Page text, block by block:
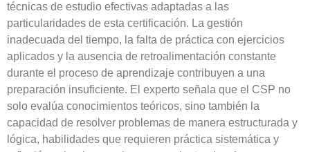
técnicas de estudio efectivas adaptadas a las
particularidades de esta certificación. La gestión
inadecuada del tiempo, la falta de práctica con ejercicios
aplicados y la ausencia de retroalimentación constante
durante el proceso de aprendizaje contribuyen a una
preparación insuficiente. El experto señala que el CSP no
solo evalúa conocimientos teóricos, sino también la
capacidad de resolver problemas de manera estructurada y
lógica, habilidades que requieren práctica sistemática y